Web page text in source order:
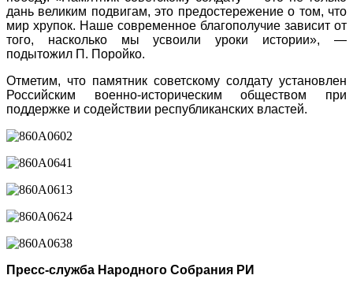
дань великим подвигам, это предостережение о том, что
мир хрупок. Наше современное благополучие зависит от
того, насколько мы усвоили уроки истории», —
подытожил П. Поройко.
Отметим, что памятник советскому солдату установлен
Российским военно-историческим обществом при
поддержке и содействии республиканских властей.
Пресс-служба Народного Собрания РИ